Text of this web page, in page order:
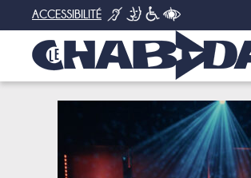
ACCESSIBILITÉ
DISCUSSION ET SHOWCASE